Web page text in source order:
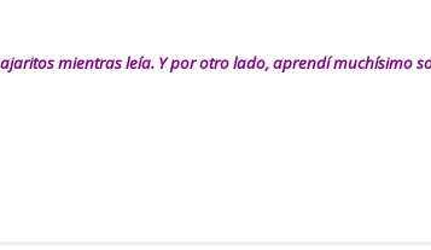
mientras leía. Y por otro lado, aprendí muchísimo